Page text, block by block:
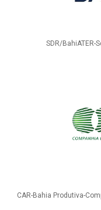
SDR/BahiATER-
CAR-Bahia Produtiva-